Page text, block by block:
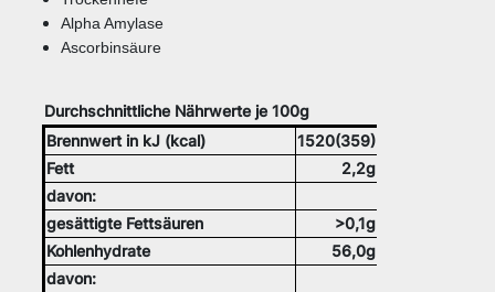
Alpha Amylase
Ascorbinsäure
Durchschnittliche Nährwerte je 100g
Brennwert in kJ (kcal)
1520(359)
Fett
2,2g
davon:
gesättigte Fettsäuren
>0,1g
Kohlenhydrate
56,0g
davon: